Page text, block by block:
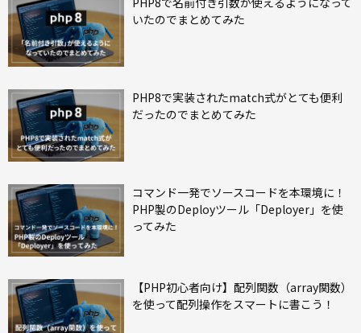
いたのでまとめてみた
PHP8で実装されたmatch式がとても便利
だったのでまとめてみた
コマンド一発でソースコードを本環境に！
PHP製のDeployツール「Deployer」を使
ってみた
【PHP初心者向け】配列関数（array関数）
を使って配列操作をスマートに書こう！